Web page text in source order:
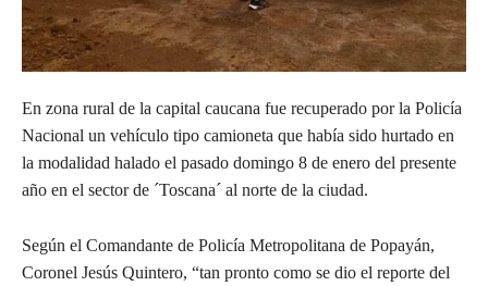
En zona rural de la capital caucana fue recuperado por la Policía
Nacional un vehículo tipo camioneta que había sido hurtado en
la modalidad halado el pasado domingo 8 de enero del presente
año en el sector de ´Toscana´ al norte de la ciudad.
Según el Comandante de Policía Metropolitana de Popayán,
Coronel Jesús Quintero, “tan pronto como se dio el reporte del